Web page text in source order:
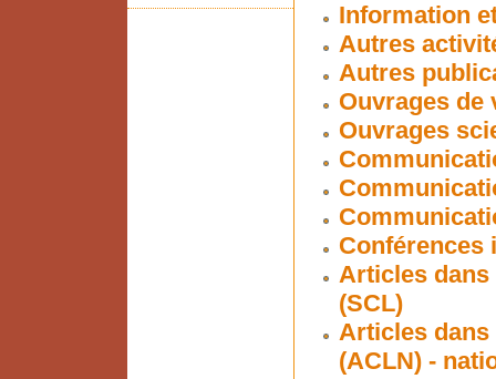
Information
Autres
Autres
Ouvrages de
Ouvrages
Conférences
Articles dans
(SCL)
Articles dans
(ACLN) -